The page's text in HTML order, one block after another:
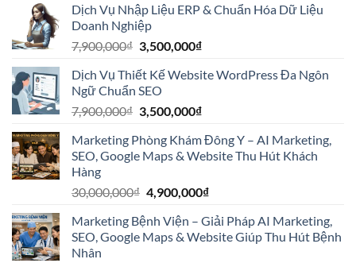
là:
499,000₫.
tại
299,000₫.
Dịch Vụ Nhập Liệu ERP & Chuẩn Hóa Dữ Liệu
Doanh Nghiệp
7,900,000₫ Giá
là:
7,900,000₫.
3,500,000₫Giá
tại
3,500,000₫.
Dịch Vụ Thiết Kế Website WordPress Đa Ngôn
Ngữ Chuẩn SEO
7,900,000₫ Giá
là:
7,900,000₫.
3,500,000₫Giá
tại
là:
Marketing Phòng Khám Đông Y – AI Marketing,
SEO, Google Maps & Website Thu Hút Khách
Hàng
30,000,000₫ Giá
là:
30,000,000₫.
4,900,000₫Giá
tại
là:
Marketing Bệnh Viện – Giải Pháp AI Marketing,
SEO, Google Maps & Website Giúp Thu Hút Bệnh
Nhân